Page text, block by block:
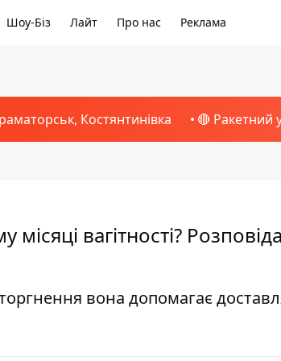
Шоу-Біз Лайт Про нас Реклама
Костянтинівка 🔴 Ракетний
вагітності?
вона допомагає